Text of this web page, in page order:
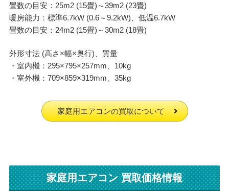
畳数の目安：25m2 (15畳)～39m2 (23畳)
暖房能力：標準6.7kW (0.6～9.2kW)、低温6.7kW
畳数の目安：24m2 (15畳)～30m2 (18畳)
外形寸法 (高さ×幅×奥行)、質量
・室内機：295×795×257mm、10kg
・室外機：709×859×319mm、35kg
家庭用エアコンの買取について
家庭用エアコン 買取価格情報